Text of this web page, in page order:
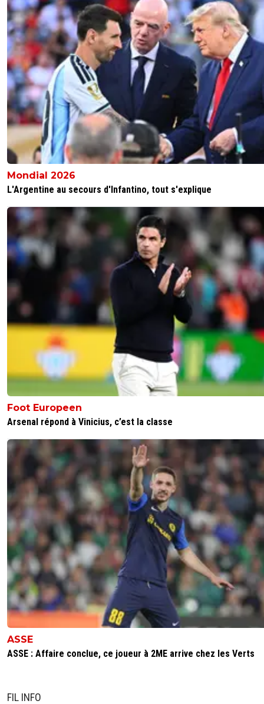
0+ Répondre
disqus_JzaRAJdrAr 22 avril 2024 à 21:29
Complètement d'accord..On ne parle pas d'une
défaite qui pourrait sembler logique mais bien
terrible humiliation qu'on se souviendra
donc il y a naturellement à dire et à analyser.
n'est remis en question après une telle gifle ou
même sur la majorité de nos matchs qui ne
jamais maitrisés même contre des équipes
moyennes on va devoir attendre encore des
décennies pour revoir un grand OL dans le
championnat et en LDC. A ce niveau sans
exigences on se condamne à rester dans la
petits.
0+ Répondre
daniel-daniel 22 avril 2024 à 16:34 0
Entre bons coachs, le talent est reconnu !
Répondre
jess-o-meill 22 avril 2024 à 14:50
Ah le Farceur dans ses œuvres et ses titres honteux
0+ Répondre
fanch-ol 22 avril 2024 à 19:18 +
0 + Répondre
vertdan +0
Comme quoi il faut laisser le temps au temps …
0 Répondre
flaco75-reviens-l-o 22 avril 2024 à 15:25 +787
Il faut aussi savoir apprendre de ses horreurs, de
défaites , même si tu n’es pas obligé de le dire en
… 🤪🇧🇷🇮🇹🇫🇷🇺🇦
0 + Répondre
cuir-moustache 22 avril 2024 à 14:52 36
+1 sauf pour Bernard et Roland^^
sobre et classe.(N'étant pas OL, je ne me permets pas
Mondial 2026
L'Argentine au secours d'Infantino, tout s'explique
Foot Europeen
Arsenal répond à Vinicius, c’est la classe
ASSE
ASSE : Affaire conclue, ce joueur à 2ME arrive chez les Verts
FIL INFO